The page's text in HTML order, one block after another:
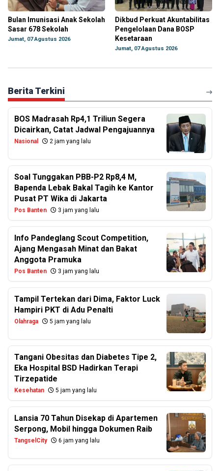
Bulan Imunisasi Anak Sekolah
Sasar 678 Sekolah
Jumat, 07 Agustus 2026
Dikbud Perkuat Akuntabilitas
Pengelolaan Dana BOSP
Kesetaraan
Jumat, 07 Agustus 2026
Berita Terkini
BOS Madrasah Rp4,1 Triliun Segera
Dicairkan, Catat Jadwal Pengajuannya
Nasional 2 jam yang lalu
Soal Tunggakan PBB-P2 Rp8,4 M,
Bapenda Lebak Bakal Tagih ke Kantor
Pusat PT Wika di Jakarta
Pos Banten 3 jam yang lalu
Info Pandeglang Scout Competition,
Ajang Mengasah Minat dan Bakat
Anggota Pramuka
Pos Banten 3 jam yang lalu
Tampil Tertekan dari Dima, Faktor Luck
Hampiri PKT di Adu Penalti
Olahraga 5 jam yang lalu
Tangani Obesitas dan Diabetes Tipe 2,
Eka Hospital BSD Hadirkan Terapi
Tirzepatide
Kesehatan 5 jam yang lalu
Lansia 70 Tahun Disekap di Apartemen
Serpong, Mobil hingga Dokumen Raib
TangselCity 6 jam yang lalu